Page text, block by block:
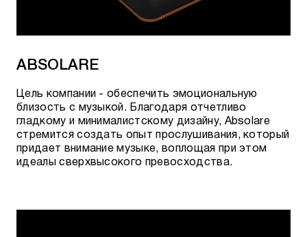
ABSOLARE
Цель компании - обеспечить эмоциональную
близость с музыкой. Благодаря отчетливо
гладкому и минималистскому дизайну, Absolare
стремится создать опыт прослушивания, который
придает внимание музыке, воплощая при этом
идеалы сверхвысокого превосходства.